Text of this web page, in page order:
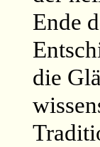
Ende
die